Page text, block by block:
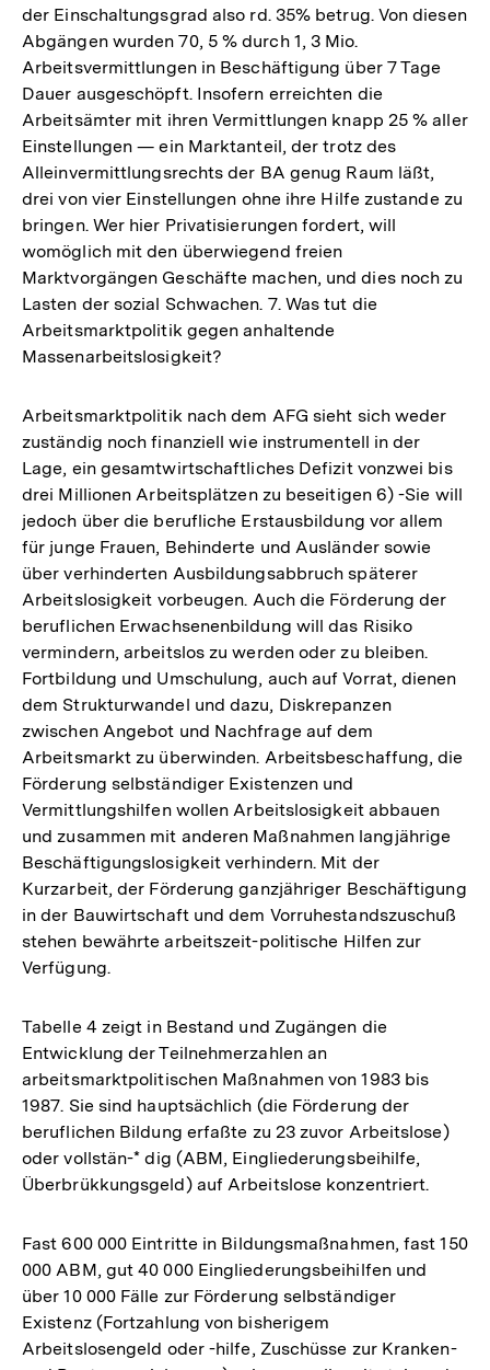
der Einschaltungsgrad also rd. 35% betrug. Von diesen
Abgängen wurden 70, 5 % durch 1, 3 Mio.
Arbeitsvermittlungen in Beschäftigung über 7 Tage
Dauer ausgeschöpft. Insofern erreichten die
Arbeitsämter mit ihren Vermittlungen knapp 25 % aller
Einstellungen — ein Marktanteil, der trotz des
Alleinvermittlungsrechts der BA genug Raum läßt,
drei von vier Einstellungen ohne ihre Hilfe zustande zu
bringen. Wer hier Privatisierungen fordert, will
womöglich mit den überwiegend freien
Marktvorgängen Geschäfte machen, und dies noch zu
Lasten der sozial Schwachen. 7. Was tut die
Arbeitsmarktpolitik gegen anhaltende
Massenarbeitslosigkeit?
Arbeitsmarktpolitik nach dem AFG sieht sich weder
zuständig noch finanziell wie instrumentell in der
Lage, ein gesamtwirtschaftliches Defizit vonzwei bis
drei Millionen Arbeitsplätzen zu beseitigen 6) -Sie will
jedoch über die berufliche Erstausbildung vor allem
für junge Frauen, Behinderte und Ausländer sowie
über verhinderten Ausbildungsabbruch späterer
Arbeitslosigkeit vorbeugen. Auch die Förderung der
beruflichen Erwachsenenbildung will das Risiko
vermindern, arbeitslos zu werden oder zu bleiben.
Fortbildung und Umschulung, auch auf Vorrat, dienen
dem Strukturwandel und dazu, Diskrepanzen
zwischen Angebot und Nachfrage auf dem
Arbeitsmarkt zu überwinden. Arbeitsbeschaffung, die
Förderung selbständiger Existenzen und
Vermittlungshilfen wollen Arbeitslosigkeit abbauen
und zusammen mit anderen Maßnahmen langjährige
Beschäftigungslosigkeit verhindern. Mit der
Kurzarbeit, der Förderung ganzjähriger Beschäftigung
in der Bauwirtschaft und dem Vorruhestandszuschuß
stehen bewährte arbeitszeit-politische Hilfen zur
Verfügung.
Tabelle 4 zeigt in Bestand und Zugängen die
Entwicklung der Teilnehmerzahlen an
arbeitsmarktpolitischen Maßnahmen von 1983 bis
1987. Sie sind hauptsächlich (die Förderung der
beruflichen Bildung erfaßte zu 23 zuvor Arbeitslose)
oder vollstän-* dig (ABM, Eingliederungsbeihilfe,
Überbrükkungsgeld) auf Arbeitslose konzentriert.
Fast 600 000 Eintritte in Bildungsmaßnahmen, fast 150
000 ABM, gut 40 000 Eingliederungsbeihilfen und
über 10 000 Fälle zur Förderung selbständiger
Existenz (Fortzahlung von bisherigem
Arbeitslosengeld oder -hilfe, Zuschüsse zur Kranken-
Zum